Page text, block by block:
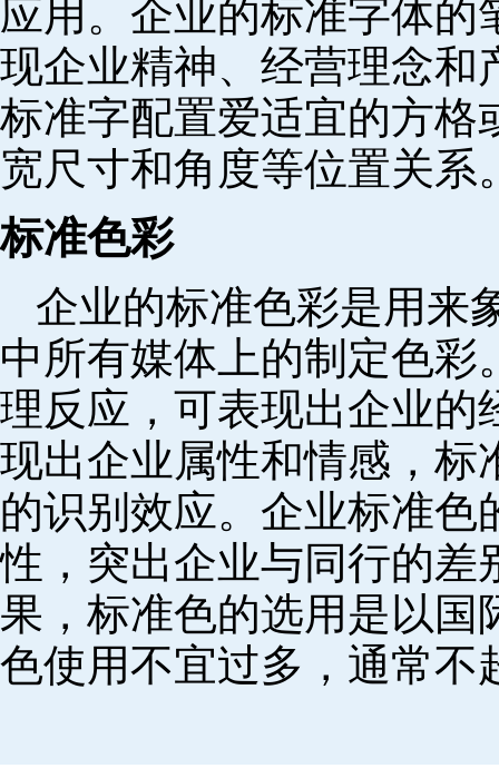
应用。企业的标准字体
现企业精神、经营理念和
标准字配置爱适宜的方格
宽尺寸和角度等位置关系
标准色彩
企业的标准色彩是用来
中所有媒体上的制定色
理反应，可表现出企业的
现出企业属性和情感，标
的识别效应。企业标准
性，突出企业与同行的差
果，标准色的选用是以国
色使用不宜过多，通常不